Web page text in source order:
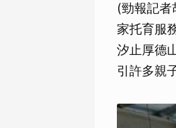
(勁報記
家托育服
汐止厚德
引許多親